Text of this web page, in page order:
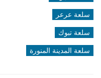
سلعة عرعر
سلعة تبوك
سلعة المدينة المنورة